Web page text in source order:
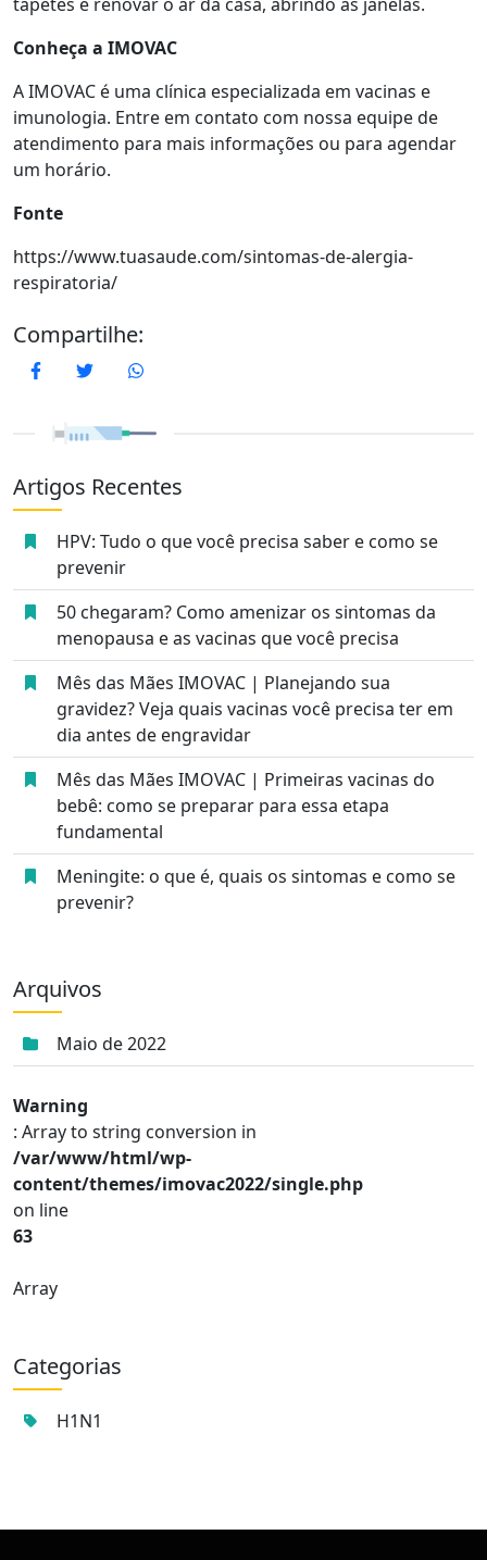
Conheça a IMOVAC
A IMOVAC é uma clínica especializada em vacinas e
imunologia. Entre em contato com nossa equipe de
atendimento para mais informações ou para agendar
um horário.
Fonte
https://www.tuasaude.com/sintomas-de-alergia-
respiratoria/
Compartilhe:
FacebookTwitterWhatsApp
Artigos Recentes
HPV: Tudo o que você precisa saber e como se
prevenir
50 chegaram? Como amenizar os sintomas da
menopausa e as vacinas que você precisa
Mês das Mães IMOVAC | Planejando sua
gravidez? Veja quais vacinas você precisa ter em
dia antes de engravidar
Mês das Mães IMOVAC | Primeiras vacinas do
bebê: como se preparar para essa etapa
fundamental
Meningite: o que é, quais os sintomas e como se
prevenir?
Arquivos
Maio de 2022
Warning
: Array to string conversion in
/var/www/html/wp-
content/themes/imovac2022/single.php
on line
63
Array
Categorias
H1N1